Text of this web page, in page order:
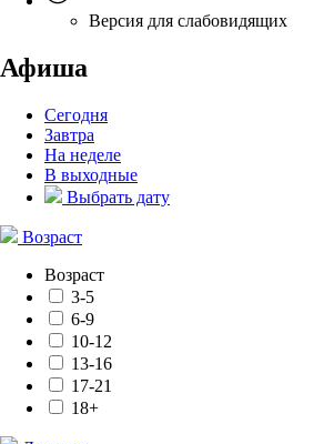
Версия для слабовидящих
Афиша
Сегодня
Завтра
На неделе
В выходные
Выбрать дату
Возраст
Возраст
3-5
6-9
10-12
13-16
17-21
18+